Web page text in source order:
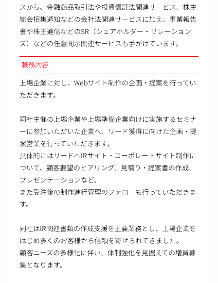
スから、金融商品取引法や投資信託法関連サービス、株主
総会招集通知などの会社法関連サービスに加え、事業報告
書や株主通信などのSR（シェアホルダー・リレーション
ズ）などの任意開示関連サービスも手がけています。
職務内容
上場企業に対し、Webサイト制作の企画・提案を行ってい
ただきます。
同社主催の上場企業や上場準備企業向けに実施するセミナ
ーに参加いただいた企業へ、リード獲得に向けた企画・提
案営業を行っていただきます。
具体的にはリードへIRサイト・コーポレートサイト制作に
ついて、顧客要望のヒアリング、見積り・提案書の作成、
プレゼンテーションなど、
また受注後の制作進行管理のフォローも行っていただきま
す。
同社はIR関連書類の作成支援を主要業務とし、上場企業を
はじめ多くのお客様から信頼を寄せられてきました。
顧客ニーズの多様化に伴い、体制強化を見据えての増員募
集となります。